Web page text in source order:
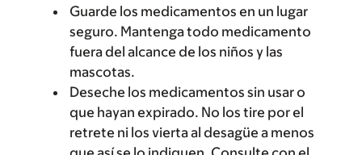
Guarde los medicamentos en un lugar
seguro. Mantenga todo medicamento
fuera del alcance de los niños y las
mascotas.
Deseche los medicamentos sin usar o
que hayan expirado. No los tire por el
retrete ni los vierta al desagüe a menos